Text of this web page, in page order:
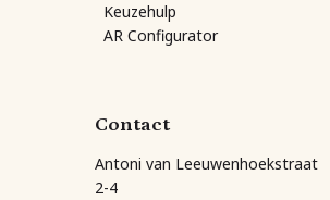
Keuzehulp
AR Configurator
Contact
Antoni van Leeuwenhoekstraat
2-4